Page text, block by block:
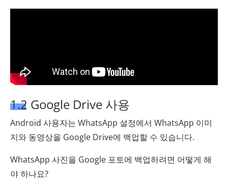
1.2 Google Drive 사용
Android 사용자는 WhatsApp 설정에서 WhatsApp 이미
지와 동영상을 Google Drive에 백업할 수 있습니다.
WhatsApp 사진을 Google 포토에 백업하려면 어떻게 해
야 하나요?